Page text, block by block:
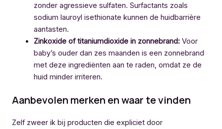
zonder agressieve sulfaten. Surfactants zoals
sodium lauroyl isethionate kunnen de huidbarrière
aantasten.
Zinkoxide of titaniumdioxide in zonnebrand:Voor
baby’s ouder dan zes maanden is een zonnebrand
met deze ingrediënten aan te raden, omdat ze de
huid minder irriteren.
Aanbevolen merken en waar te vinden
Zelf zweer ik bij producten die expliciet door